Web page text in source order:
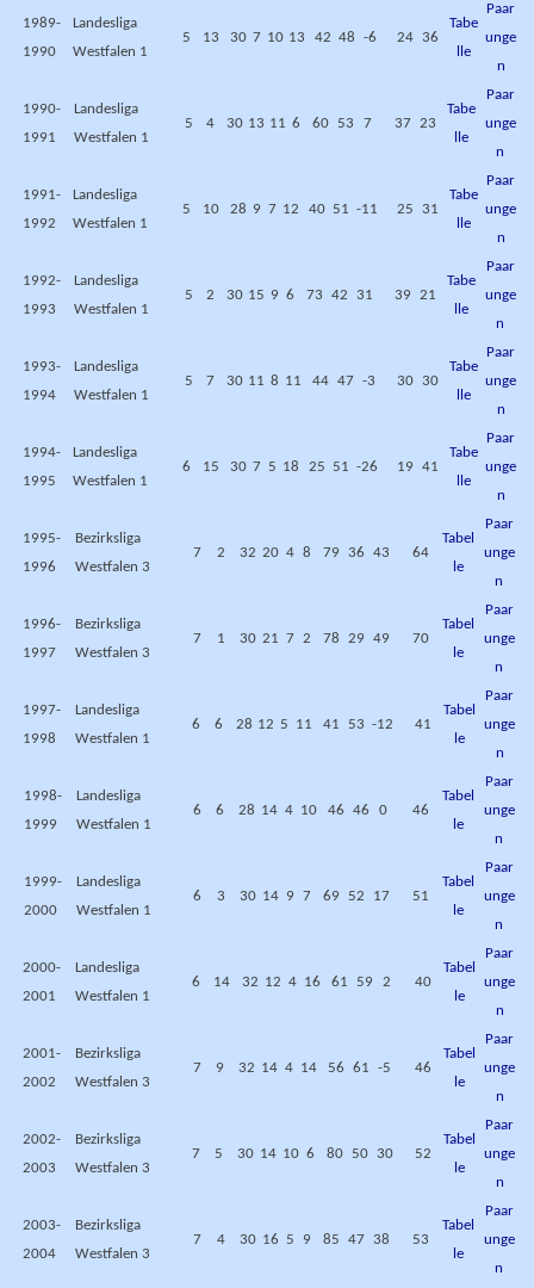
1989-
1990
Landesliga
Westfalen 1
5 13 30 7 10 13 42 48 -6 24 36
Tabe
lle
Paar
unge
n
1990-
1991
Landesliga
Westfalen 1
5 4 30 13 11 6 60 53 7 37 23
Tabe
lle
Paar
unge
n
1991-
1992
Landesliga
Westfalen 1
5 10 28 9 7 12 40 51 -11 25 31
Tabe
lle
Paar
unge
n
1992-
1993
Landesliga
Westfalen 1
5 2 30 15 9 6 73 42 31 39 21
Tabe
lle
Paar
unge
n
1993-
1994
Landesliga
Westfalen 1
5 7 30 11 8 11 44 47 -3 30 30
Tabe
lle
Paar
unge
n
1994-
1995
Landesliga
Westfalen 1
6 15 30 7 5 18 25 51 -26 19 41
Tabe
lle
Paar
unge
n
1995-
1996
Bezirksliga
Westfalen 3
7 2 32 20 4 8 79 36 43 64
Tabel
le
Paar
unge
n
1996-
1997
Bezirksliga
Westfalen 3
7 1 30 21 7 2 78 29 49 70
Tabel
le
Paar
unge
n
1997-
1998
Landesliga
Westfalen 1
6 6 28 12 5 11 41 53 -12 41
Tabel
le
Paar
unge
n
1998-
1999
Landesliga
Westfalen 1
6 6 28 14 4 10 46 46 0 46
Tabel
le
Paar
unge
n
1999-
2000
Landesliga
Westfalen 1
6 3 30 14 9 7 69 52 17 51
Tabel
le
Paar
unge
n
2000-
2001
Landesliga
Westfalen 1
6 14 32 12 4 16 61 59 2 40
Tabel
le
Paar
unge
n
2001-
2002
Bezirksliga
Westfalen 3
7 9 32 14 4 14 56 61 -5 46
Tabel
le
Paar
unge
n
2002-
2003
Bezirksliga
Westfalen 3
7 5 30 14 10 6 80 50 30 52
Tabel
le
Paar
unge
n
2003-
2004
Bezirksliga
Westfalen 3
7 4 30 16 5 9 85 47 38 53
Tabel
le
Paar
unge
n